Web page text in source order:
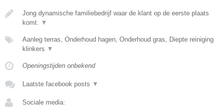
Jong dynamische familiebedrijf waar de klant op de eerste plaats
komt. ▼
Aanleg terras, Onderhoud hagen, Onderhoud gras, Diepte reiniging
klinkers ▼
Openingstijden onbekend
Laatste facebook posts ▼
Sociale media: